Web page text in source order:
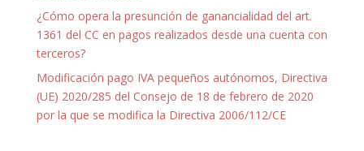
¿Cómo opera la presunción de ganancialidad del art.
1361 del CC en pagos realizados desde una cuenta con
terceros?
Modificación pago IVA pequeños autónomos, Directiva
(UE) 2020/285 del Consejo de 18 de febrero de 2020
por la que se modifica la Directiva 2006/112/CE